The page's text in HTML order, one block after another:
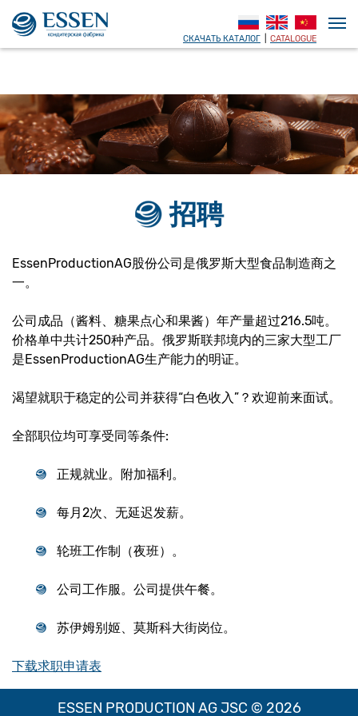
СКАЧАТЬ КАТАЛОГ CATALOGUE
招聘
EssenProductionAG股份公司是俄罗斯大型食品制造商之
一。
公司成品（酱料、糖果点心和果酱）年产量超过216.5吨。
价格单中共计250种产品。俄罗斯联邦境内的三家大型工厂
是EssenProductionAG生产能力的明证。
渴望就职于稳定的公司并获得“白色收入”？欢迎前来面试。
全部职位均可享受同等条件:
正规就业。附加福利。
每月2次、无延迟发薪。
轮班工作制（夜班）。
公司工作服。公司提供午餐。
苏伊姆别姬、莫斯科大街岗位。
下载求职申请表
ESSEN PRODUCTION AG JSC © 2026